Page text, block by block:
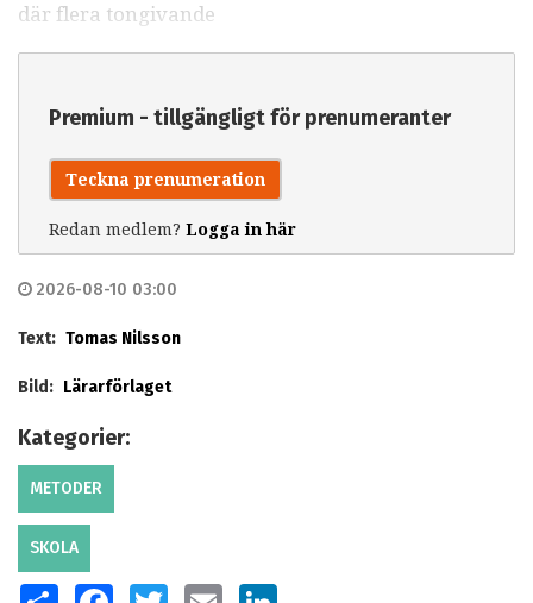
där flera tongivande
Premium - tillgängligt för prenumeranter
Teckna prenumeration
Redan medlem? Logga in här
2026-08-10 03:00
Text: Tomas Nilsson
Bild: Lärarförlaget
Kategorier:
METODER
SKOLA
SHARE FACEBOOKTWITTER EMAIL